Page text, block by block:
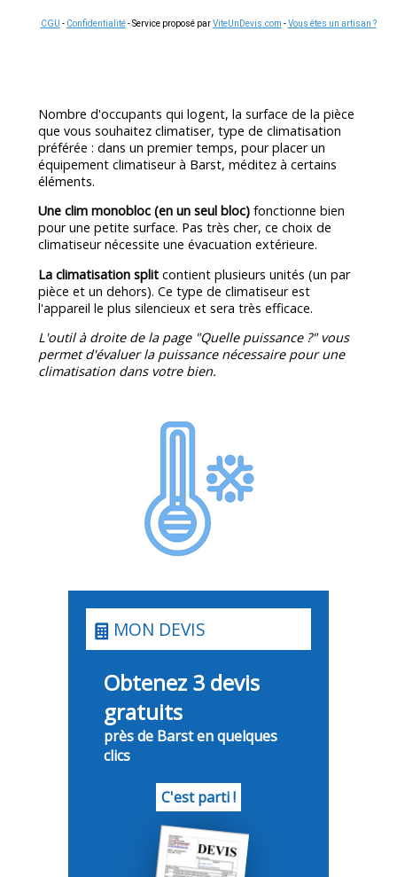
CGU - Confidentialité- Service proposé parViteUnDevis.com -Vous êtes un artisan ?
Nombre d'occupants qui logent, la surface de la pièce
que vous souhaitez climatiser, type de climatisation
préférée : dans un premier temps, pour placer un
équipement climatiseur à Barst, méditez à certains
éléments.
Une clim monobloc (en un seul bloc) fonctionne bien
pour une petite surface. Pas très cher, ce choix de
climatiseur nécessite une évacuation extérieure.
La climatisation split contient plusieurs unités (un par
pièce et un dehors). Ce type de climatiseur est
l'appareil le plus silencieux et sera très efficace.
L'outil à droite de la page "Quelle puissance ?" vous
permet d'évaluer la puissance nécessaire pour une
climatisation dans votre bien.
MON DEVIS
Obtenez 3 devis
gratuits
près de Barst en quelques
clics
C'est parti !